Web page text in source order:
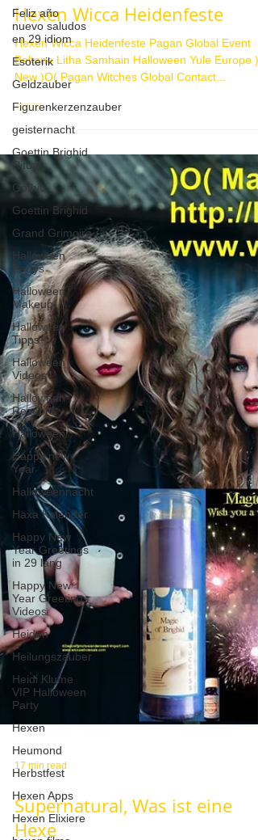
Feliz año
nuevo saludos
en 29 idiom
Esoterik
Geldzauber
Figurenkerzenzauber
geisternacht
Goettin Brighid
Ritual
Gothic
Goettin Brighid
Grand Grimoire
Halloween
Partys
Halloween
Makeup
Halloween
Tipps
Halloween
Videos
Halloween
Rezepte
Halloween.
Happy new
Year
Halloweennacht
Häxa Kalender
Happy New
Year Greetings
in 29 lang
Happy New
Year Greetings
Videos
Heiden
Heilungszauber
Heidi Klume
VIP Halloween
Party
Hexen
Heumond
Herbstfest
Hexen Apps
Hexen Elixiere
Hexen Wicca Heidenfeste
Hexen Wicca Heidenfeste Pagan Global Event
Beltane Litha Samhain Halloween Yule Europe
17 min read